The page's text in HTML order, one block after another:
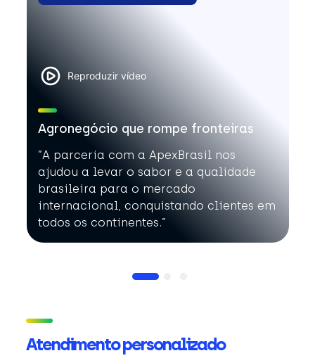
Reproduzir vídeo
Agronegócio que rompe fronteiras
”A parceria com a ApexBrasil nos
ajudou a levar o sabor e a qualidade
brasileira para o mercado
internacional, conquistando clientes em
todos os continentes.”
Atendimento personalizado